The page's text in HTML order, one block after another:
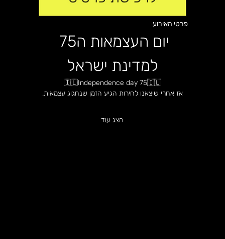
פרטי האירוע
למדינת ישראל
🇮🇱Independence day 75🇮🇱
אז אחרי שיצאנו לחירות הגיע הזמן שנחגוג עצמאות.
הצג עוד